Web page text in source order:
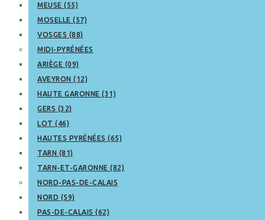
MEUSE (55)
MOSELLE (57)
VOSGES (88)
MIDI-PYRÉNÉES
ARIÈGE (09)
AVEYRON (12)
HAUTE GARONNE (31)
GERS (32)
LOT (46)
HAUTES PYRÉNÉES (65)
TARN (81)
TARN-ET-GARONNE (82)
NORD-PAS-DE-CALAIS
NORD (59)
PAS-DE-CALAIS (62)